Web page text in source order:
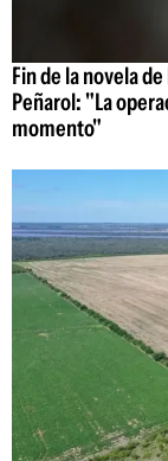
Fin de la novela
Peñarol: "La
momento"